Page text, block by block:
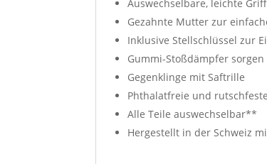
Auswechselbare, leichte
Gezahnte Mutter zur
Inklusive Stellschlüssel zur
Gummi-Stoßdämpfer
Gegenklinge mit Saftrille
Phthalatfreie und
Alle Teile auswechselbar**
Hergestellt in der Schweiz